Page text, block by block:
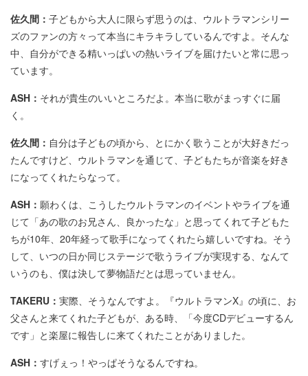
佐久間： 子どもから大人に限らず思うのは、ウルトラマンシリー
ズのファンの方々って本当にキラキラしているんですよ。そんな
中、自分ができる精いっぱいの熱いライブを届けたいと常に思っ
ています。
ASH： それが貴生のいいところだよ。本当に歌がまっすぐに届
く。
佐久間： 自分は子どもの頃から、とにかく歌うことが大好きだっ
たんですけど、ウルトラマンを通じて、子どもたちが音楽を好き
になってくれたらなって。
ASH： 願わくは、こうしたウルトラマンのイベントやライブを通
じて「あの歌のお兄さん、良かったな」と思ってくれて子どもた
ちが10年、20年経って歌手になってくれたら嬉しいですね。そう
して、いつの日か同じステージで歌うライブが実現する、なんて
いうのも、僕は決して夢物語だとは思っていません。
TAKERU： 実際、そうなんですよ。『ウルトラマンX』の頃に、お
父さんと来てくれた子どもが、ある時、「今度CDデビューするん
です」と楽屋に報告しに来てくれたことがありました。
ASH： すげぇっ！やっぱそうなるんですね。